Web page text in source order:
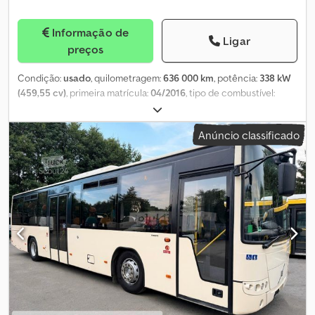
Informação de
preços
Ligar
Condição:usado, quilometragem:636 000 km, potência: 338 kW
(459,55 cv), primeira matrícula:04/2016, tipo de combustível:
, configuração de eixo:
branco, tipo de engrenagem:automático, classe de emissão:
Euro 6, comprimento total: 13 600 mm , altura total:4 000 mm,
comprimento do espaço de carga:13 600 mm, largura do espaço
de carga:2 400 mm, Ano de fabrico:2016
, Volvo FH 460 Euro 6
2016 + Semirreboque Finkl de 3 andares com teto elevatório
2009 * Ar condicionado de estacionamento * Defletor de teto
completo * Transmissão I-Shift * Aquecimento de
estacionamento * Ar condicionado de estacionamento *
Compartimentos de armazenamento laterais * Piloto automático
adaptativo * Assistente de travagem de emergência * Assistente
de manutenção de faixa * Assistente de curva * Bloqueio do
diferencial * Sistema de navegação * Retardador/intardador
Cedoziha Uopfx Amaorf * 2 camas * Bancos em couro * Bancos
Anúncio classificado